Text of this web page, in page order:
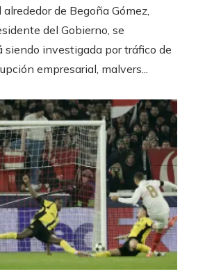
de Begoña Gómez,
del Gobierno, se
siendo investigada por tráfico de
empresarial, malvers...